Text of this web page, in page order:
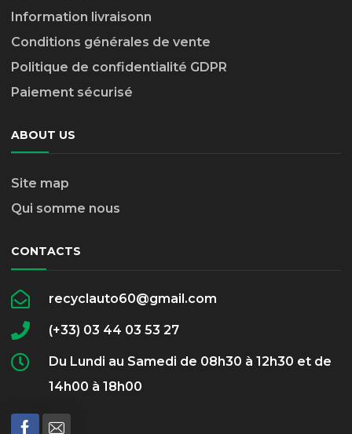
Information livraisonn
Conditions générales de vente
Politique de confidentialité GDPR
Paiement sécurisé
ABOUT US
Site map
Qui somme nous
CONTACTS
recyclauto60@gmail.com
(+33) 03 44 03 53 27
Du Lundi au Samedi de 08h30 à 12h30 et de
14h00 à 18h00